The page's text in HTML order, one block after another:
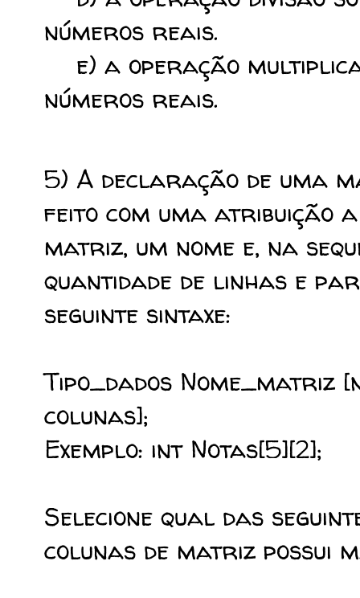
números reais.
e) a operação
números reais.
5) A declaração de uma
feito com uma atribuição
matriz, um nome e, na
quantidade de linhas e
seguinte sintaxe:
Tipo_dados Nome_matriz
colunas];
Exemplo: int Notas[5][2];
Selecione qual das
colunas de matriz possui